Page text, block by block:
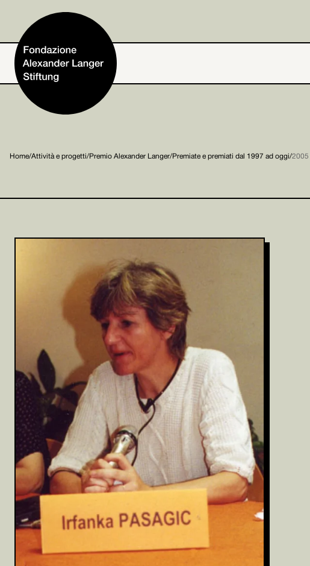
Alexander Langer
Home/Attività e progetti/Premio Alexander Langer/Premiate e premiati dal 1997 ad oggi/2005